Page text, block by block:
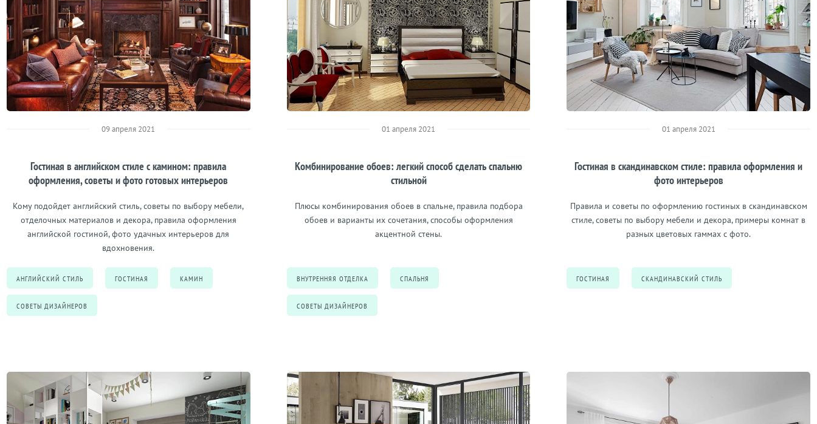
09 апреля 2021
Гостиная в английском стиле с камином: правила
оформления, советы и фото готовых интерьеров
Кому подойдет английский стиль, советы по выбору мебели,
отделочных материалов и декора, правила оформления
английской гостиной, фото удачных интерьеров для
вдохновения.
АНГЛИЙСКИЙ СТИЛЬ ГОСТИНАЯ КАМИН
СОВЕТЫ ДИЗАЙНЕРОВ
01 апреля 2021
Комбинирование обоев: легкий способ сделать спальню
стильной
Плюсы комбинирования обоев в спальне, правила подбора
обоев и варианты их сочетания, способы оформления
акцентной стены.
ВНУТРЕННЯЯ ОТДЕЛКА СПАЛЬНЯ
СОВЕТЫ ДИЗАЙНЕРОВ
01 апреля 2021
Гостиная в скандинавском стиле: правила оформления и
фото интерьеров
Правила и советы по оформлению гостиных в скандинавском
стиле, советы по выбору мебели и декора, примеры комнат в
разных цветовых гаммах с фото.
ГОСТИНАЯ СКАНДИНАВСКИЙ СТИЛЬ